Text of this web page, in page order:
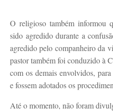
O religioso também informou
sido agredido durante a
agredido pelo companheiro da
pastor também foi conduzido à
com os demais envolvidos,
e fossem adotados os
Até o momento, não foram